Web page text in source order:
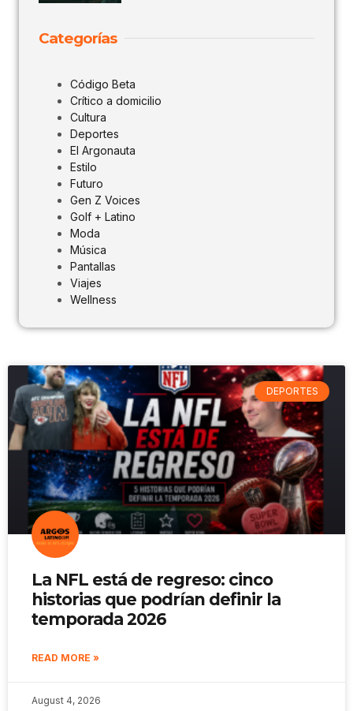
Categorías
Código Beta
Crítico a domicilio
Cultura
Deportes
El Argonauta
Estilo
Futuro
Gen Z Voices
Golf + Latino
Moda
Música
Pantallas
Viajes
Wellness
DEPORTES
La NFL está de regreso: cinco
historias que podrían definir la
temporada 2026
READ MORE »
August 4, 2026